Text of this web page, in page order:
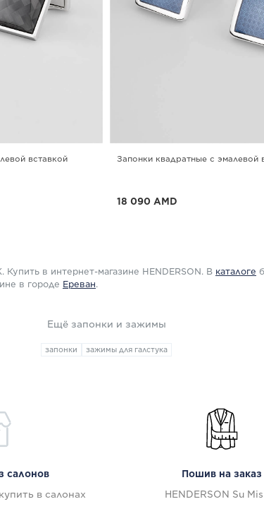
вставкой Запонки квадратные с эмалевой
18 090 AMD
До -25% при покупке от 3-х
в интернет-магазине HENDERSON. В каталоге
в городе Ереван.
Ещё запонки и зажимы
запонки зажимы для галстука
салонов
в салонах
Пошив на заказ
HENDERSON Su